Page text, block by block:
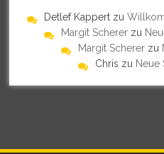
Detlef Kappert zu
Margit Scherer zu
Margit Scherer zu
Chris zu Neue